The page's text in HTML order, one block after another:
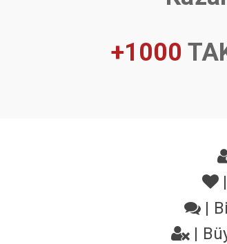
+1000
|
|
|